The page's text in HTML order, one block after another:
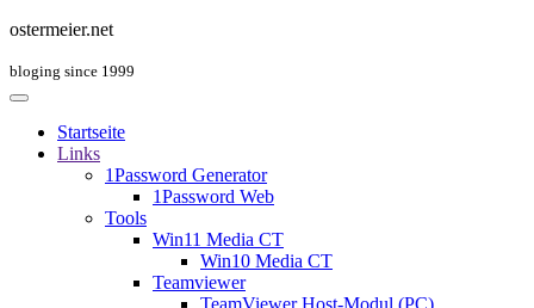
ostermeier.net
bloging since 1999
Startseite
Links
1Password Generator
1Password Web
Tools
Win11 Media CT
Win10 Media CT
Teamviewer
TeamViewer Host-Modul (PC)